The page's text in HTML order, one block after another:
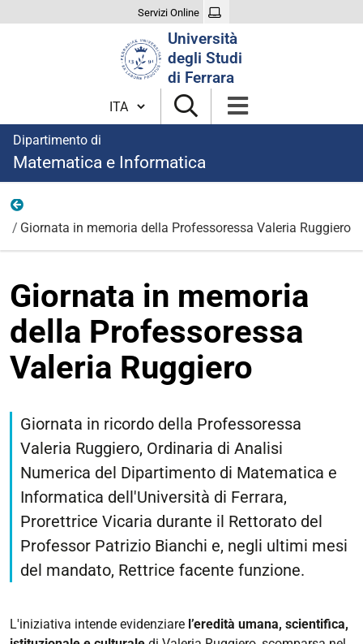
Servizi Online
Università
degli Studi
di Ferrara
Cambia lingua
Dipartimento di
Matematica e Informatica
Giornata in memoria della Professoressa Valeria Ruggiero
Giornata in memoria
della Professoressa
Valeria Ruggiero
in-
memoria-
della-
professoressa-
valeria-
ruggiero
Giornata
memoria
Professoressa
Valeria
Giornata in ricordo della Professoressa
Valeria Ruggiero, Ordinaria di Analisi
Numerica del Dipartimento di Matematica e
Informatica dell'Università di Ferrara,
Prorettrice Vicaria durante il Rettorato del
Professor Patrizio Bianchi e, negli ultimi mesi
del mandato, Rettrice facente funzione.
L'iniziativa intende evidenziare l’eredità umana, scientifica,